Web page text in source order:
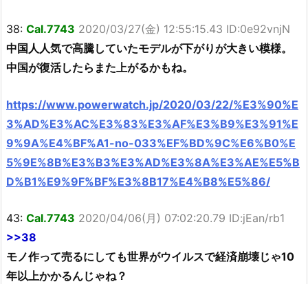
38: Cal.7743 2020/03/27(金) 12:55:15.43 ID:0e92vnjN
中国人人気で高騰していたモデルが下がりが大きい模様。
中国が復活したらまた上がるかもね。
https://www.powerwatch.jp/2020/03/22/%E3%90%E
3%AD%E3%AC%E3%83%E3%AF%E3%B9%E3%91%E
9%9A%E4%BF%A1-no-033%EF%BD%9C%E6%B0%E
5%9E%8B%E3%B3%E3%AD%E3%8A%E3%AE%E5%B
D%B1%E9%9F%BF%E3%8B17%E4%B8%E5%86/
43: Cal.7743 2020/04/06(月) 07:02:20.79 ID:jEan/rb1
>>38
モノ作って売るにしても世界がウイルスで経済崩壊じゃ10
年以上かかるんじゃね？